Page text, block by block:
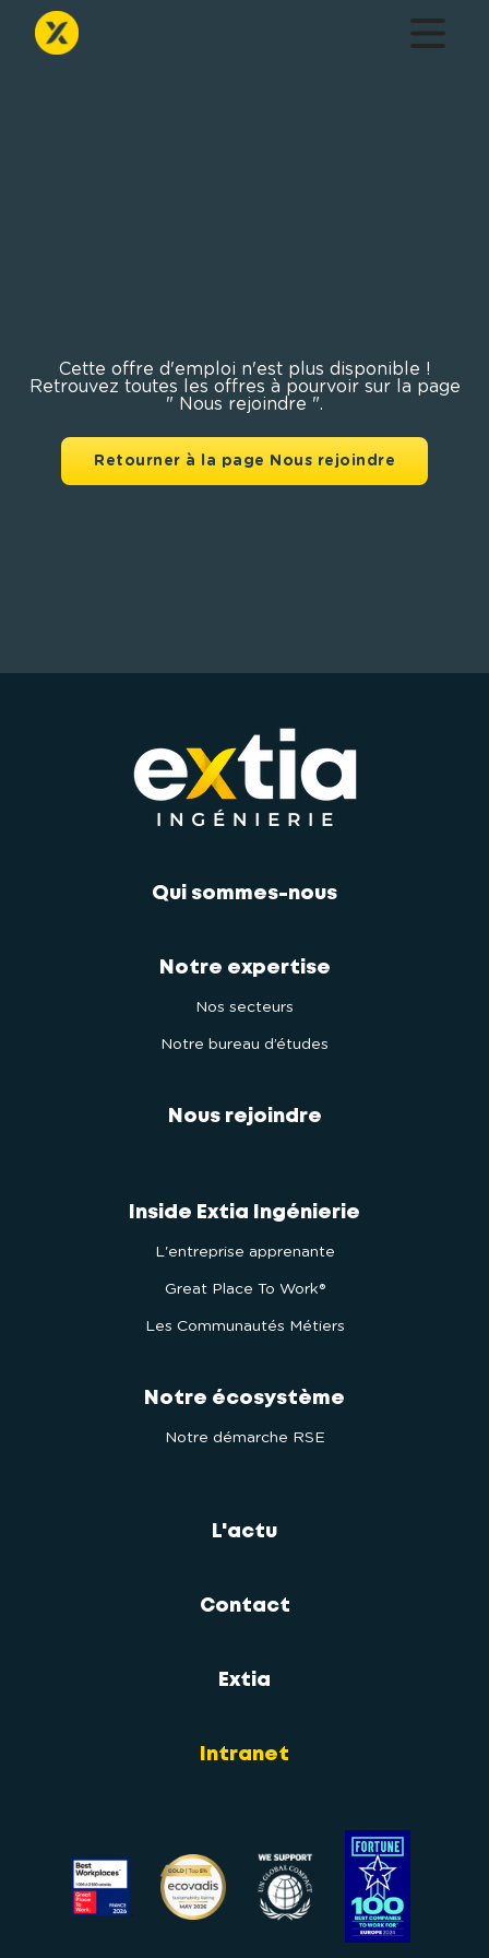
Cette offre d'emploi n'est plus disponible !
Retrouvez toutes les offres à pourvoir sur la page
" Nous rejoindre ".
Retourner à la page Nous rejoindre
Qui sommes-nous
Notre expertise
Nos secteurs
Notre bureau d’études
Nous rejoindre
Inside Extia Ingénierie
L'entreprise apprenante
Great Place To Work®
Les Communautés Métiers
Notre écosystème
Notre démarche RSE
L'actu
Contact
Extia
Intranet